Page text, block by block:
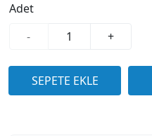
Adet
-
+